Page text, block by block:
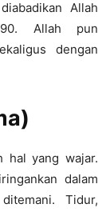
Allah
Allah pun
dengan
hal yang wajar.
dalam
Tidur,